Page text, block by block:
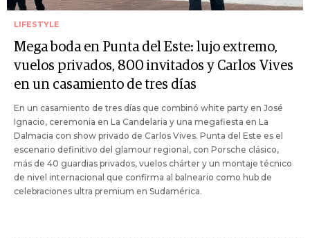
LIFESTYLE
Mega boda en Punta del Este: lujo extremo,
vuelos privados, 800 invitados y Carlos Vives
en un casamiento de tres días
En un casamiento de tres días que combinó white party en José
Ignacio, ceremonia en La Candelaria y una megafiesta en La
Dalmacia con show privado de Carlos Vives. Punta del Este es el
escenario definitivo del glamour regional, con Porsche clásico,
más de 40 guardias privados, vuelos chárter y un montaje técnico
de nivel internacional que confirma al balneario como hub de
celebraciones ultra premium en Sudamérica.